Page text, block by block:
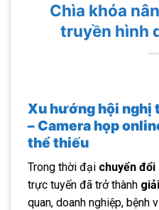
Chìa khóa
truyền hình
Xu hướng hội
– Camera họp
thể thiếu
Trong thời đại chuyển đổi
trực tuyến đã trở thành
quan, doanh nghiệp, bệnh